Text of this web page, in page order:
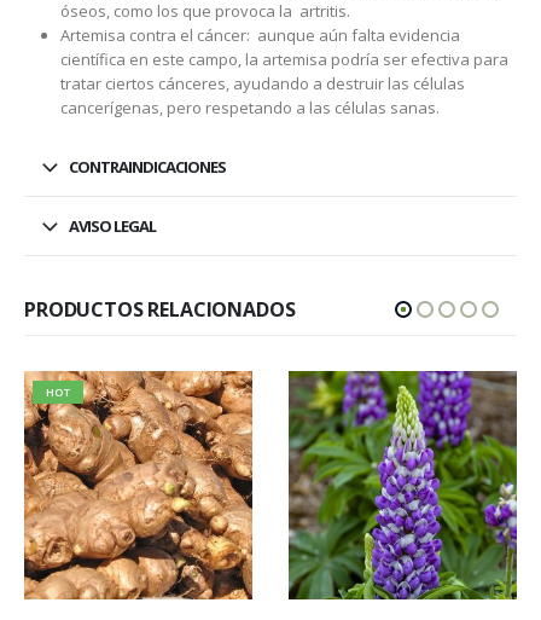
óseos, como los que provoca la artritis.
Artemisa contra el cáncer: aunque aún falta evidencia
científica en este campo, la artemisa podría ser efectiva para
tratar ciertos cánceres, ayudando a destruir las células
cancerígenas, pero respetando a las células sanas.
CONTRAINDICACIONES
AVISO LEGAL
PRODUCTOS RELACIONADOS